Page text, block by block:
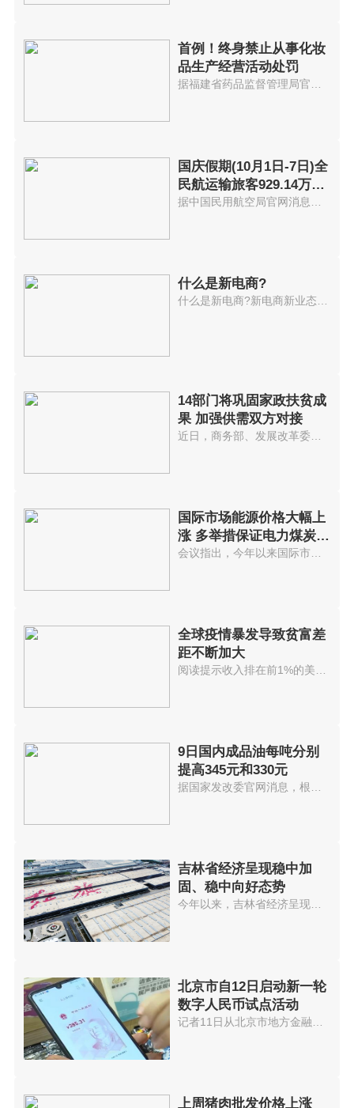
首例！终身禁止从事化妆
品生产经营活动处罚
据福建省药品监督管理局官网消息...
国庆假期(10月1日-7日)全
民航运输旅客929.14万人
次
什么是新电商?
14部门将巩固家政扶贫成
果 加强供需双方对接
国际市场能源价格大幅上
涨 多举措保证电力煤炭等
供应
全球疫情暴发导致贫富差
距不断加大
9日国内成品油每吨分别
提高345元和330元
据国家发改委官网消息，根据近期...
吉林省经济呈现稳中加
固、稳中向好态势
今年以来，吉林省经济呈现稳中加...
北京市自12日启动新一轮
数字人民币试点活动
上周猪肉批发价格上涨